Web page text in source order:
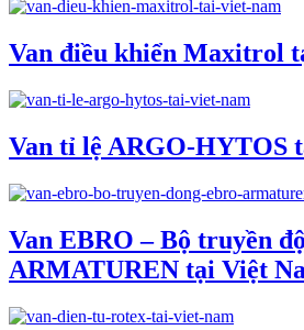
Van điều khiển Maxitrol
Van tỉ lệ ARGO-HYTOS
Van EBRO – Bộ truyền
ARMATUREN tại Việt